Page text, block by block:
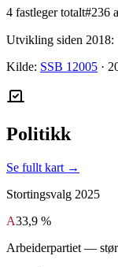
4 fastleger totalt#236
Utvikling siden 2018:
Kilde: SSB 12005 ·
Politikk
Se fullt kart →
Stortingsvalg 2025
A33,9 %
Arbeiderpartiet —